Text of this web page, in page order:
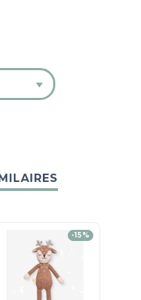
-15%